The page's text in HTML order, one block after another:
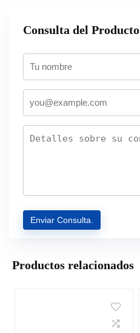
Consulta del Producto
Productos relacionados